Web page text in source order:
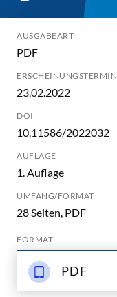
AUSGABEART
PDF
ERSCHEINUNGSTERMIN
23.02.2022
DOI
10.11586/2022032
AUFLAGE
1. Auflage
UMFANG/FORMAT
28 Seiten, PDF
FORMAT
PDF